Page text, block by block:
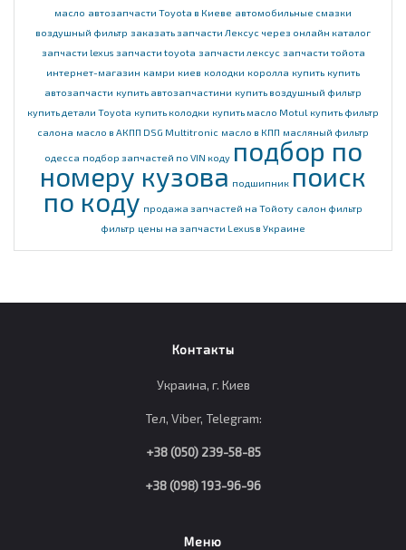
масло автозапчасти Toyota в Киеве автомобильные смазки
воздушный фильтр заказать запчасти Лексус через онлайн каталог
запчасти lexus запчасти toyota запчасти лексус запчасти тойота
интернет-магазин камри киев колодки королла купить купить
автозапчасти купить автозапчастини купить воздушный фильтр
купить детали Toyota купить колодки купить масло Motul купить фильтр
салона масло в АКПП DSG Multitronic масло в КПП масляный фильтр
одесса подбор запчастей по VIN коду подбор по
номеру кузова подшипник поиск
по коду продажа запчастей на Тойоту салон фильтр
фильтр цены на запчасти Lexus в Украине
Контакты
Украина, г. Киев
Тел, Viber, Telegram:
+38 (050) 239-58-85
+38 (098) 193-96-96
Меню